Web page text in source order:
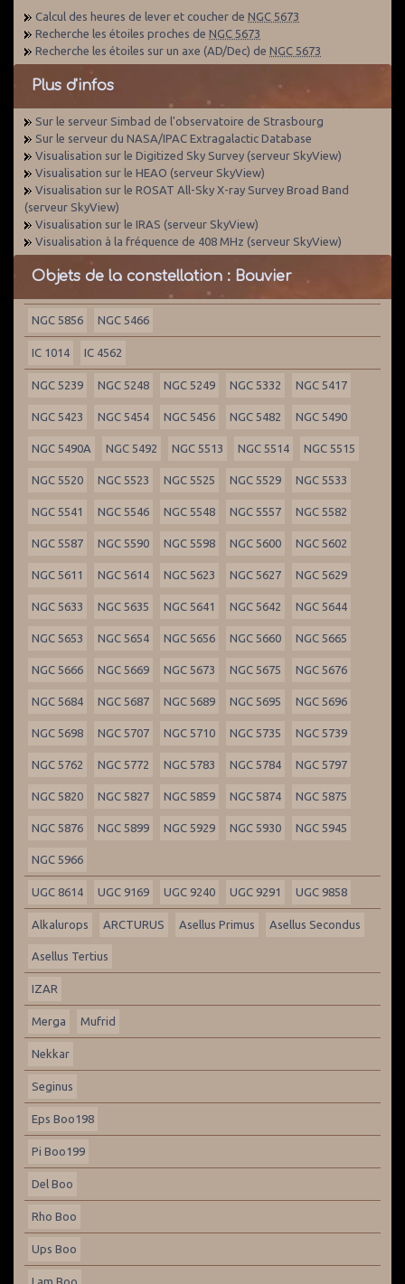
Calcul des heures de lever et coucher de NGC 5673
Recherche les étoiles proches de NGC 5673
Recherche les étoiles sur un axe (AD/Dec) de NGC 5673
Plus d'infos
Sur le serveur Simbad de l'observatoire de Strasbourg
Sur le serveur du NASA/IPAC Extragalactic Database
Visualisation sur le Digitized Sky Survey (serveur SkyView)
Visualisation sur le HEAO (serveur SkyView)
Visualisation sur le ROSAT All-Sky X-ray Survey Broad Band
(serveur SkyView)
Visualisation sur le IRAS (serveur SkyView)
Visualisation à la fréquence de 408 MHz (serveur SkyView)
Objets de la constellation : Bouvier
NGC 5856 NGC 5466
IC 1014 IC 4562
NGC 5239 NGC 5248 NGC 5249 NGC 5332 NGC 5417
NGC 5423 NGC 5454 NGC 5456 NGC 5482 NGC 5490
NGC 5490A NGC 5492 NGC 5513 NGC 5514 NGC 5515
NGC 5520 NGC 5523 NGC 5525 NGC 5529 NGC 5533
NGC 5541 NGC 5546 NGC 5548 NGC 5557 NGC 5582
NGC 5587 NGC 5590 NGC 5598 NGC 5600 NGC 5602
NGC 5611 NGC 5614 NGC 5623 NGC 5627 NGC 5629
NGC 5633 NGC 5635 NGC 5641 NGC 5642 NGC 5644
NGC 5653 NGC 5654 NGC 5656 NGC 5660 NGC 5665
NGC 5666 NGC 5669 NGC 5673 NGC 5675 NGC 5676
NGC 5684 NGC 5687 NGC 5689 NGC 5695 NGC 5696
NGC 5698 NGC 5707 NGC 5710 NGC 5735 NGC 5739
NGC 5762 NGC 5772 NGC 5783 NGC 5784 NGC 5797
NGC 5820 NGC 5827 NGC 5859 NGC 5874 NGC 5875
NGC 5876 NGC 5899 NGC 5929 NGC 5930 NGC 5945
NGC 5966
UGC 8614 UGC 9169 UGC 9240 UGC 9291 UGC 9858
Alkalurops ARCTURUS Asellus Primus Asellus Secondus
Asellus Tertius
IZAR
Merga Mufrid
Nekkar
Seginus
Eps Boo198
Pi Boo199
Del Boo
Rho Boo
Ups Boo
Lam Boo